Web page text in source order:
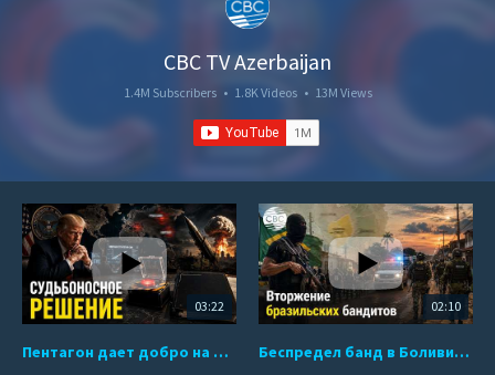
CBC TV Azerbaijan
1.4M Subscribers • 1.8K Videos • 13M Views
03:22
Пентагон дает добро на ядерный удар по противникам США
02:10
Беспредел банд в Боливии. Расправы над наркоторговцами